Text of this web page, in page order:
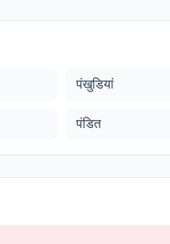
पंखुडियां
पंडित